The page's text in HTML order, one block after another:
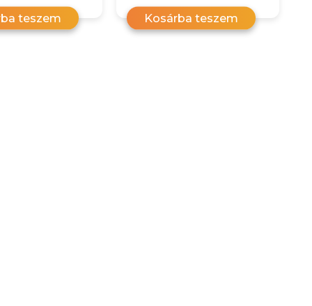
teszem Kosárba teszem